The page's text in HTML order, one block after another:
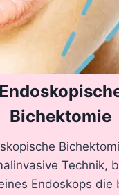
Bichektomie
Technik,
Endoskops die